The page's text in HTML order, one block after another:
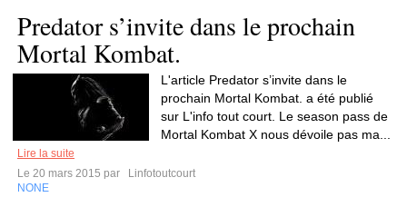
Predator s’invite dans le prochain
Mortal Kombat.
L'article Predator s’invite dans le
prochain Mortal Kombat. a été publié
sur L'info tout court. Le season pass de
Mortal Kombat X nous dévoile pas ma...
Lire la suite
Le 20 mars 2015 par
Linfotoutcourt
NONE